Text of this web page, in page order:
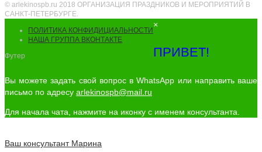
© arlekinospb.ru 2018 ОРГАНИЗАЦИЯ ПРАЗДНИКОВ И МЕРОПРИЯТИЙ В
САНКТ-ПЕТЕРБУРГЕ.
ПОЛИТИКА КОНФИДИЦИАЛЬНОСТИ
НАША ГРУППА ВКОНТАКТЕ
Футер
×
ПРИВЕТ!
Вы можете задать свой вопрос в WhatsApp или направить ваше
письмо по адресу arlekinospb@mail.ru
Для начала чата, нажмите на иконку с именем консультанта.
Ваш консультант Марина